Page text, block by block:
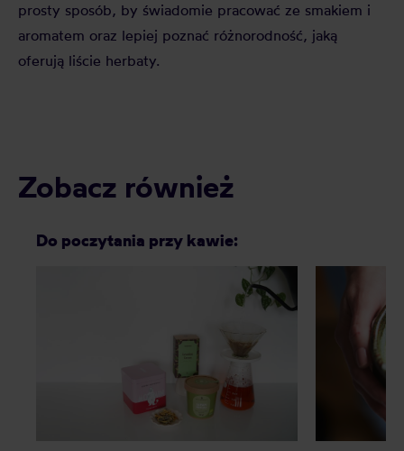
prosty sposób, by świadomie pracować ze smakiem i
aromatem oraz lepiej poznać różnorodność, jaką
oferują liście herbaty.
Zobacz również
Do poczytania przy kawie: